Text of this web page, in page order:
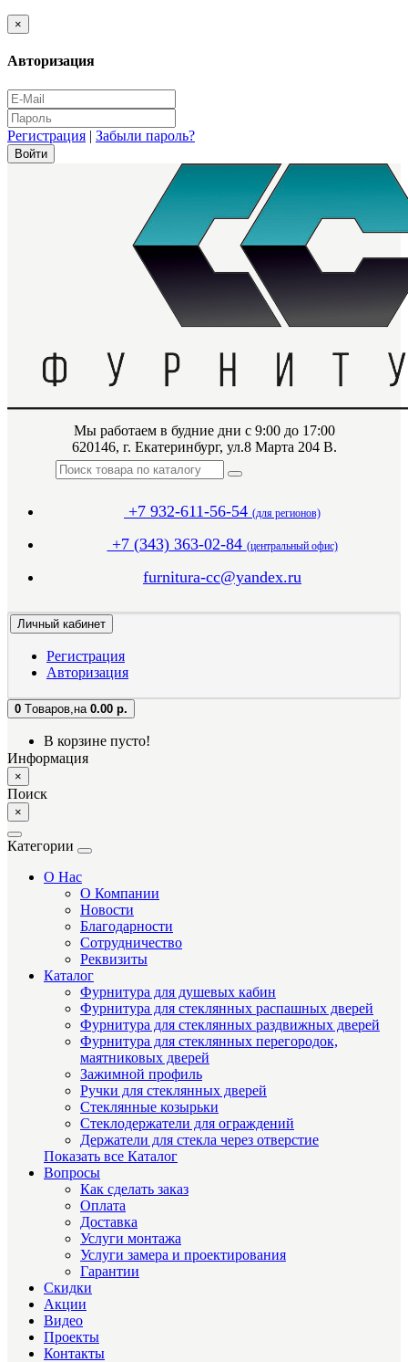
×
Авторизация
Регистрация | Забыли пароль?
Мы работаем в будние дни с 9:00 до 17:00
620146, г. Екатеринбург, ул.8 Марта 204 В.
+7 932-611-56-54 (для регионов)
+7 (343) 363-02-84 (центральный офис)
furnitura-cc@yandex.ru
Личный кабинет
Регистрация
Авторизация
0 Tоваров, на 0.00 р.
В корзине пусто!
Информация
×
Поиск
×
Категории
О Нас
О Компании
Новости
Благодарности
Сотрудничество
Реквизиты
Каталог
Фурнитура для душевых кабин
Фурнитура для стеклянных распашных дверей
Фурнитура для стеклянных раздвижных дверей
Фурнитура для стеклянных перегородок,
маятниковых дверей
Зажимной профиль
Ручки для стеклянных дверей
Стеклянные козырьки
Стеклодержатели для ограждений
Держатели для стекла через отверстие
Показать все Каталог
Вопросы
Как сделать заказ
Оплата
Доставка
Услуги монтажа
Услуги замера и проектирования
Гарантии
Скидки
Акции
Видео
Проекты
Контакты